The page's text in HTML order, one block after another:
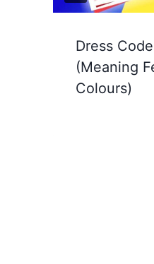
Dress
(Meaning
Colours)